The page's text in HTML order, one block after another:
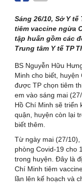
Sáng 26/10, Sở Y
tiêm vaccine ngừa
tập huấn gồm các
Trung tâm Y tế TP
BS Nguyễn Hữu
Minh cho biết, huyện
được TP chọn tiêm
em vào sáng mai
Hồ Chí Minh sẽ triển
quận, huyện còn lại
biết thêm.
Từ ngày mai (27/
phòng Covid-19 cho
trong huyện. Đây là
Chí Minh tiêm
lần lên kế hoạch và